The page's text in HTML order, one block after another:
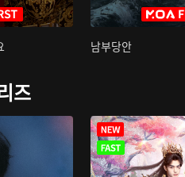
남부당안
즈